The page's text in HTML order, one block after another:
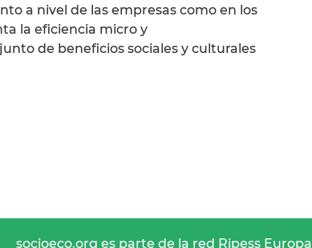
a nivel de las empresas como en los
la eficiencia micro y
de beneficios sociales y culturales
socioeco.org es parte de la red Ripess Europa